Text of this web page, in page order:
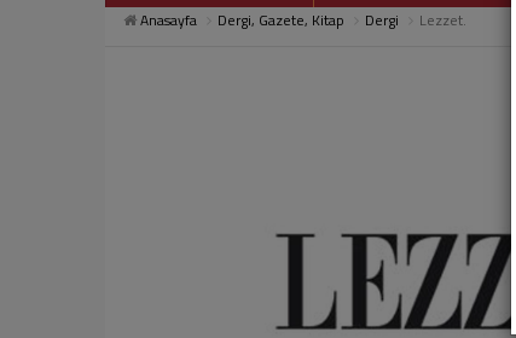
Anasayfa Dergi, Gazete, Kitap Dergi Lezzet.